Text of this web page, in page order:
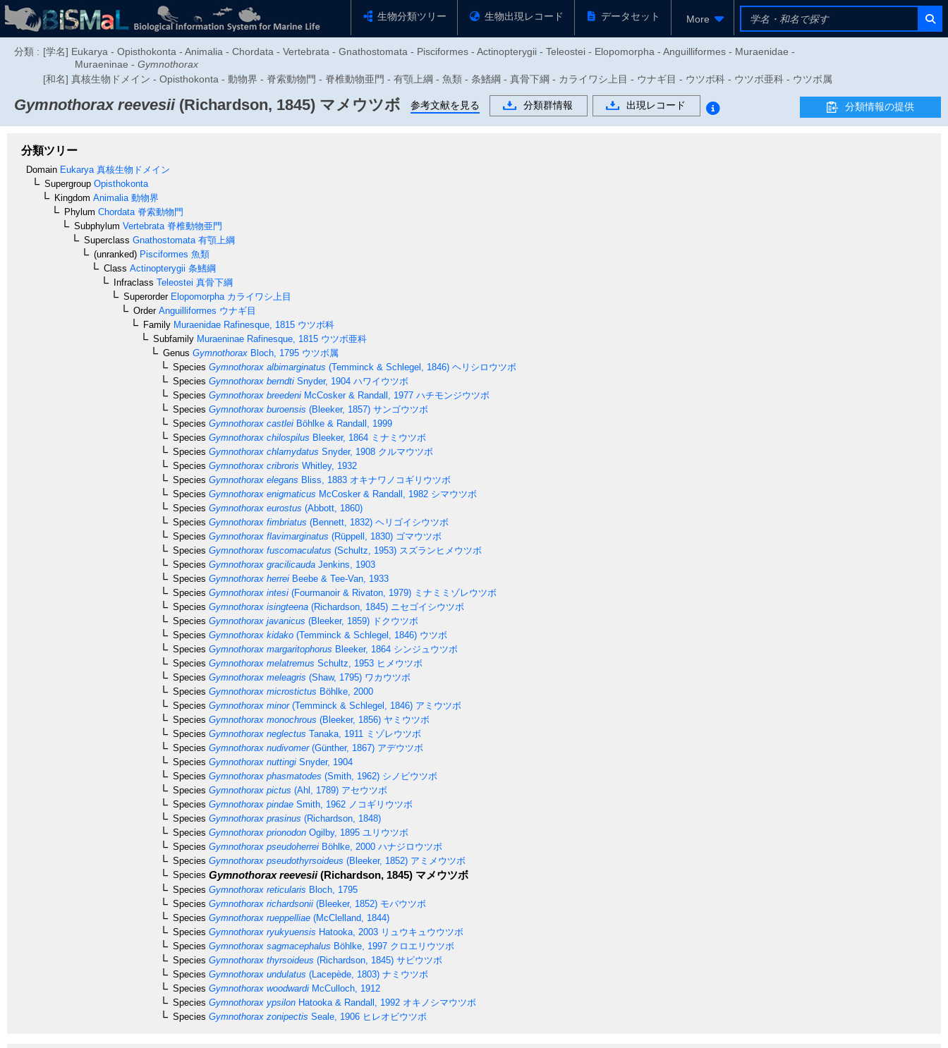
生物分類ツリー 生物出現レコード データセット More
分類 : [学名] Eukarya - Opisthokonta - Animalia - Chordata - Vertebrata - Gnathostomata - Pisciformes - Actinopterygii - Teleostei - Elopomorpha - Anguilliformes - Muraenidae -
Muraeninae - Gymnothorax
[和名] 真核生物ドメイン - Opisthokonta - 動物界 - 脊索動物門 - 脊椎動物亜門 - 有顎上綱 - 魚類 - 条鰭綱 - 真骨下綱 - カライワシ上目 - ウナギ目 - ウツボ科 - ウツボ亜科 - ウツボ属
Gymnothorax reevesii(Richardson, 1845) マメウツボ 参考文献を見る 分類群情報 出現レコード 分類情報の提供
分類ツリー
Domain Eukarya 真核生物ドメイン
Supergroup Opisthokonta
Kingdom Animalia 動物界
Phylum Chordata 脊索動物門
Subphylum Vertebrata 脊椎動物亜門
Superclass Gnathostomata 有顎上綱
(unranked) Pisciformes 魚類
Class Actinopterygii 条鰭綱
Infraclass Teleostei 真骨下綱
SuperorderElopomorpha カライワシ上目
OrderAnguilliformes ウナギ目
Family Muraenidae Rafinesque, 1815 ウツボ科
Subfamily Muraeninae Rafinesque, 1815 ウツボ亜科
Genus Gymnothorax Bloch, 1795 ウツボ属
Species Gymnothorax albimarginatus (Temminck & Schlegel, 1846) ヘリシロウツボ
Species Gymnothorax berndti Snyder, 1904 ハワイウツボ
Species Gymnothorax breedeni McCosker & Randall, 1977 ハチモンジウツボ
Species Gymnothorax buroensis (Bleeker, 1857) サンゴウツボ
Species Gymnothorax castlei Böhlke & Randall, 1999
Species Gymnothorax chilospilus Bleeker, 1864 ミナミウツボ
Species Gymnothorax chlamydatus Snyder, 1908 クルマウツボ
Species Gymnothorax cribroris Whitley, 1932
Species Gymnothorax elegans Bliss, 1883 オキナワノコギリウツボ
Species Gymnothorax enigmaticus McCosker & Randall, 1982 シマウツボ
Species Gymnothorax eurostus (Abbott, 1860)
Species Gymnothorax fimbriatus (Bennett, 1832) ヘリゴイシウツボ
Species Gymnothorax flavimarginatus (Rüppell, 1830) ゴマウツボ
Species Gymnothorax fuscomaculatus (Schultz, 1953) スズランヒメウツボ
Species Gymnothorax gracilicauda Jenkins, 1903
Species Gymnothorax herrei Beebe & Tee-Van, 1933
Species Gymnothorax intesi (Fourmanoir & Rivaton, 1979) ミナミミゾレウツボ
Species Gymnothorax isingteena (Richardson, 1845) ニセゴイシウツボ
Species Gymnothorax javanicus (Bleeker, 1859) ドクウツボ
Species Gymnothorax kidako (Temminck & Schlegel, 1846) ウツボ
Species Gymnothorax margaritophorus Bleeker, 1864 シンジュウツボ
Species Gymnothorax melatremus Schultz, 1953 ヒメウツボ
Species Gymnothorax meleagris (Shaw, 1795) ワカウツボ
Species Gymnothorax microstictus Böhlke, 2000
Species Gymnothorax minor(Temminck & Schlegel, 1846) アミウツボ
Species Gymnothorax monochrous (Bleeker, 1856) ヤミウツボ
Species Gymnothorax neglectus Tanaka, 1911
ミゾレウツボ
Species Gymnothorax nudivomer(Günther, 1867) アデウツボ
Species Gymnothorax nuttingi Snyder, 1904
Species Gymnothorax phasmatodes (Smith, 1962) シノビウツボ
Species Gymnothorax pictus (Ahl, 1789) アセウツボ
Species Gymnothorax pindae Smith, 1962 ノコギリウツボ
Species Gymnothorax prasinus (Richardson, 1848)
Species Gymnothorax prionodon Ogilby, 1895 ユリウツボ
Species Gymnothorax pseudoherrei Böhlke, 2000 ハナジロウツボ
Species Gymnothorax pseudothyrsoideus (Bleeker, 1852) アミメウツボ
Species Gymnothorax reevesii(Richardson, 1845) マメウツボ
Species Gymnothorax reticularis Bloch, 1795
Species Gymnothorax richardsonii (Bleeker, 1852) モバウツボ
Species Gymnothorax rueppelliae (McClelland, 1844)
Species Gymnothorax ryukyuensis Hatooka, 2003 リュウキュウウツボ
Species Gymnothorax sagmacephalus Böhlke, 1997 クロエリウツボ
Species Gymnothorax thyrsoideus (Richardson, 1845) サビウツボ
Species Gymnothorax undulatus (Lacepède, 1803) ナミウツボ
Species Gymnothorax woodwardi McCulloch, 1912
Species Gymnothorax ypsilon Hatooka & Randall, 1992 オキノシマウツボ
Species Gymnothorax zonipectis Seale, 1906 ヒレオビウツボ